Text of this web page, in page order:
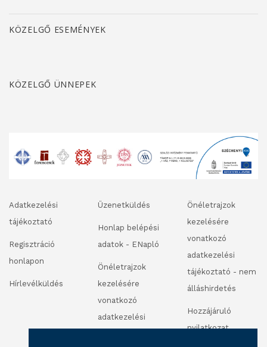
KÖZELGŐ ESEMÉNYEK
KÖZELGŐ ÜNNEPEK
Adatkezelési
tájékoztató
Regisztráció
honlapon
Hírlevélküldés
Üzenetküldés
Honlap belépési
adatok - ENapló
Önéletrajzok
kezelésére
vonatkozó
adatkezelési
Önéletrajzok
kezelésére
vonatkozó
adatkezelési
tájékoztató - nem
álláshirdetés
Hozzájáruló
nyilatkozat